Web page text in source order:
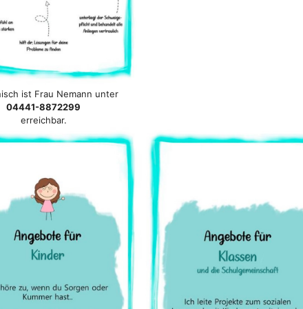
ist Frau Nemann unter
04441-8872299
erreichbar.